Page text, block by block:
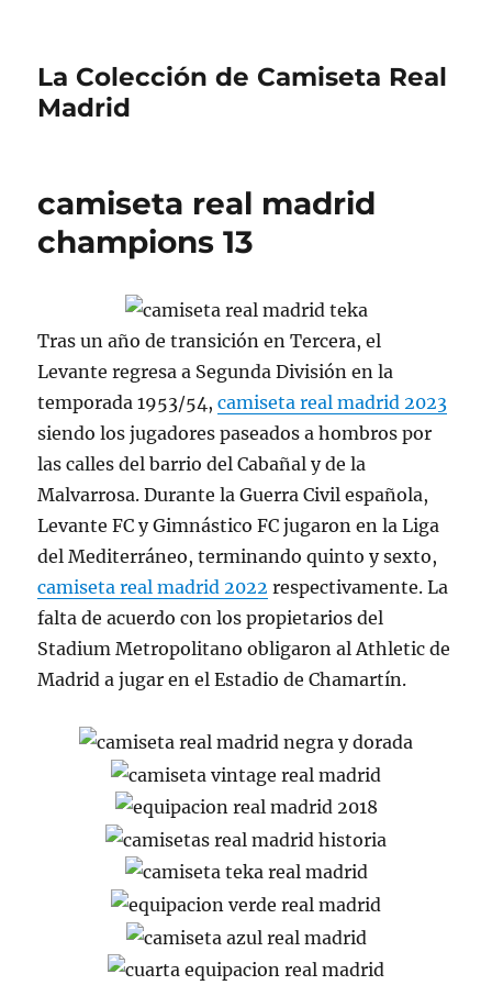
La Colección de Camiseta Real
Madrid
camiseta real madrid
champions 13
Tras un año de transición en Tercera, el
Levante regresa a Segunda División en la
temporada 1953/54,camiseta real madrid 2023
siendo los jugadores paseados a hombros por
las calles del barrio del Cabañal y de la
Malvarrosa. Durante la Guerra Civil española,
Levante FC y Gimnástico FC jugaron en la Liga
del Mediterráneo, terminando quinto y sexto,
camiseta real madrid 2022 respectivamente. La
falta de acuerdo con los propietarios del
Stadium Metropolitano obligaron al Athletic de
Madrid a jugar en el Estadio de Chamartín.